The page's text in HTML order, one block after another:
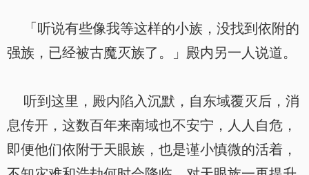
「听说有些像我等这样的小族，没找到依附的
强族，已经被古魔灭族了。」殿内另一人说道。
听到这里，殿内陷入沉默，自东域覆灭后，消
息传开，这数百年来南域也不安宁，人人自危，
即便他们依附于天眼族，也是谨小慎微的活着，